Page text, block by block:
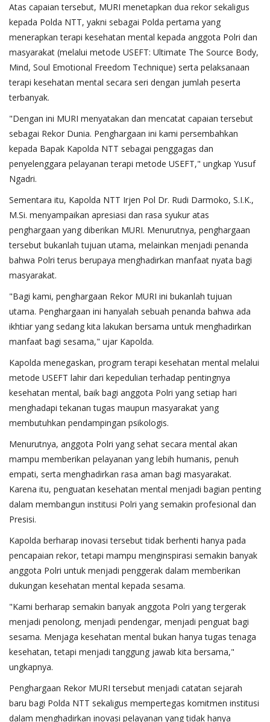
Atas capaian tersebut, MURI menetapkan dua rekor sekaligus
kepada Polda NTT, yakni sebagai Polda pertama yang
menerapkan terapi kesehatan mental kepada anggota Polri dan
masyarakat (melalui metode USEFT: Ultimate The Source Body,
Mind, Soul Emotional Freedom Technique) serta pelaksanaan
terapi kesehatan mental secara seri dengan jumlah peserta
terbanyak.
"Dengan ini MURI menyatakan dan mencatat capaian tersebut
sebagai Rekor Dunia. Penghargaan ini kami persembahkan
kepada Bapak Kapolda NTT sebagai penggagas dan
penyelenggara pelayanan terapi metode USEFT," ungkap Yusuf
Ngadri.
Sementara itu, Kapolda NTT Irjen Pol Dr. Rudi Darmoko, S.I.K.,
M.Si. menyampaikan apresiasi dan rasa syukur atas
penghargaan yang diberikan MURI. Menurutnya, penghargaan
tersebut bukanlah tujuan utama, melainkan menjadi penanda
bahwa Polri terus berupaya menghadirkan manfaat nyata bagi
masyarakat.
"Bagi kami, penghargaan Rekor MURI ini bukanlah tujuan
utama. Penghargaan ini hanyalah sebuah penanda bahwa ada
ikhtiar yang sedang kita lakukan bersama untuk menghadirkan
manfaat bagi sesama," ujar Kapolda.
Kapolda menegaskan, program terapi kesehatan mental melalui
metode USEFT lahir dari kepedulian terhadap pentingnya
kesehatan mental, baik bagi anggota Polri yang setiap hari
menghadapi tekanan tugas maupun masyarakat yang
membutuhkan pendampingan psikologis.
Menurutnya, anggota Polri yang sehat secara mental akan
mampu memberikan pelayanan yang lebih humanis, penuh
empati, serta menghadirkan rasa aman bagi masyarakat.
Karena itu, penguatan kesehatan mental menjadi bagian penting
dalam membangun institusi Polri yang semakin profesional dan
Presisi.
Kapolda berharap inovasi tersebut tidak berhenti hanya pada
pencapaian rekor, tetapi mampu menginspirasi semakin banyak
anggota Polri untuk menjadi penggerak dalam memberikan
dukungan kesehatan mental kepada sesama.
"Kami berharap semakin banyak anggota Polri yang tergerak
menjadi penolong, menjadi pendengar, menjadi penguat bagi
sesama. Menjaga kesehatan mental bukan hanya tugas tenaga
kesehatan, tetapi menjadi tanggung jawab kita bersama,"
ungkapnya.
Penghargaan Rekor MURI tersebut menjadi catatan sejarah
baru bagi Polda NTT sekaligus mempertegas komitmen institusi
dalam menghadirkan inovasi pelayanan yang tidak hanya